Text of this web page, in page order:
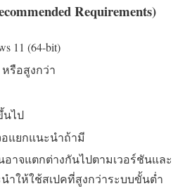
Requirements)
11 (64-bit)
หรือสูงกว่า
นไป
แยกแนะนำถ้ามี
าจแตกต่างกันไปตามเวอร์ชันและ
ำให้ใช้สเปคที่สูงกว่าระบบขั้นต่ำ